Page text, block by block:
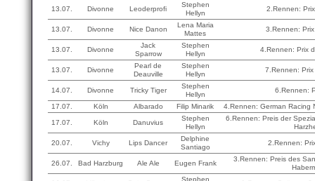
13.07. Divonne Leoderprofi
Stephen
Hellyn
2.Rennen:
13.07. Divonne Nice Danon
Lena Maria
Mattes
3.Rennen:
13.07. Divonne
Jack
Sparrow
Stephen
Hellyn
4.Rennen: Prix
13.07. Divonne
Pearl de
Deauville
Stephen
Hellyn
7.Rennen:
14.07. Divonne Tricky Tiger
Stephen
Hellyn
6.Rennen:
17.07. Köln Albarado Filip Minarik 4.Rennen: German Racing
17.07. Köln Danuvius
Stephen
Hellyn
6.Rennen: Preis der
20.07. Vichy Lips Dancer
Delphine
Santiago
2.Rennen:
26.07. Bad Harzburg Ale Ale Eugen Frank
3.Rennen: Preis des
Stephen